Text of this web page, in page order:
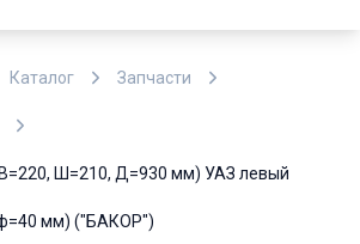
Каталог Запчасти
Ш=210, Д=930 мм) УАЗ левый
мм) ("БАКОР")